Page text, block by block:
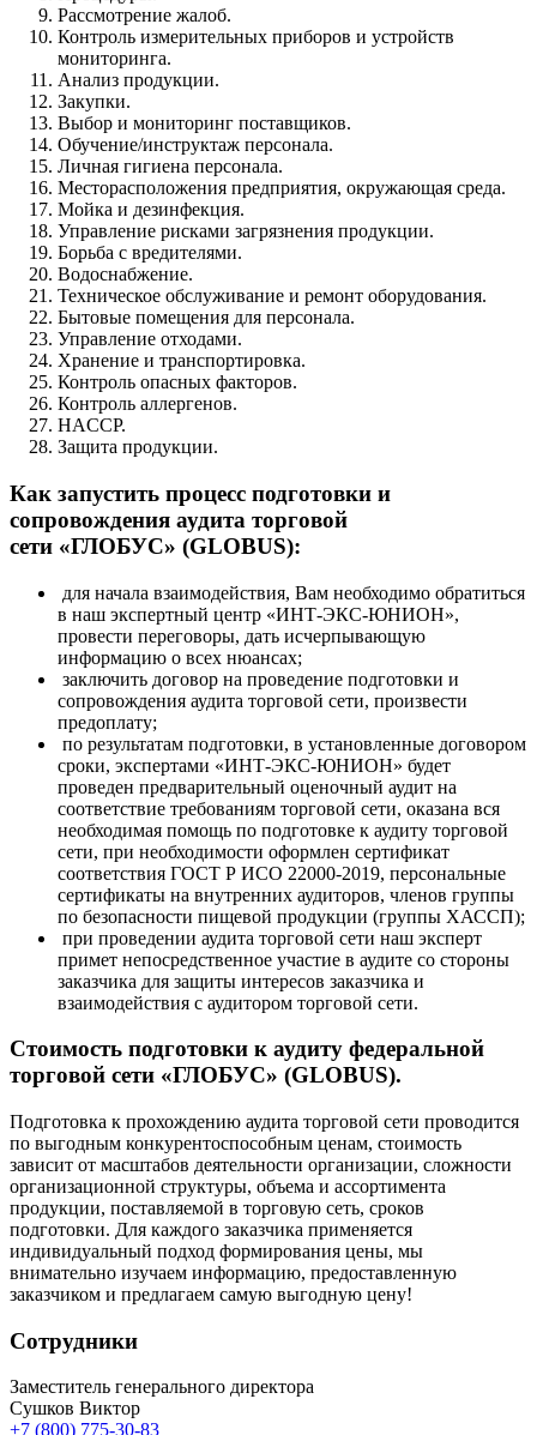
Рассмотрение жалоб.
Контроль измерительных приборов и устройств
мониторинга.
Анализ продукции.
Закупки.
Выбор и мониторинг поставщиков.
Обучение/инструктаж персонала.
Личная гигиена персонала.
Месторасположения предприятия, окружающая среда.
Мойка и дезинфекция.
Управление рисками загрязнения продукции.
Борьба с вредителями.
Водоснабжение.
Техническое обслуживание и ремонт оборудования.
Бытовые помещения для персонала.
Управление отходами.
Хранение и транспортировка.
Контроль опасных факторов.
Контроль аллергенов.
HACCP.
Защита продукции.
Как запустить процесс подготовки и
сопровождения аудита торговой
сети «ГЛОБУС» (GLOBUS):
для начала взаимодействия, Вам необходимо обратиться
в наш экспертный центр «ИНТ-ЭКС-ЮНИОН»,
провести переговоры, дать исчерпывающую
информацию о всех нюансах;
заключить договор на проведение подготовки и
сопровождения аудита торговой сети, произвести
предоплату;
по результатам подготовки, в установленные договором
сроки, экспертами «ИНТ-ЭКС-ЮНИОН» будет
проведен предварительный оценочный аудит на
соответствие требованиям торговой сети, оказана вся
необходимая помощь по подготовке к аудиту торговой
сети, при необходимости оформлен сертификат
соответствия ГОСТ Р ИСО 22000-2019, персональные
сертификаты на внутренних аудиторов, членов группы
по безопасности пищевой продукции (группы ХАССП);
при проведении аудита торговой сети наш эксперт
примет непосредственное участие в аудите со стороны
заказчика для защиты интересов заказчика и
взаимодействия с аудитором торговой сети.
Стоимость подготовки к аудиту федеральной
торговой сети «ГЛОБУС» (GLOBUS).
Подготовка к прохождению аудита торговой сети проводится
по выгодным конкурентоспособным ценам, стоимость
зависит от масштабов деятельности организации, сложности
организационной структуры, объема и ассортимента
продукции, поставляемой в торговую сеть, сроков
подготовки. Для каждого заказчика применяется
индивидуальный подход формирования цены, мы
внимательно изучаем информацию, предоставленную
заказчиком и предлагаем самую выгодную цену!
Сотрудники
Заместитель генерального директора
Сушков Виктор
+7 (800) 775-30-83